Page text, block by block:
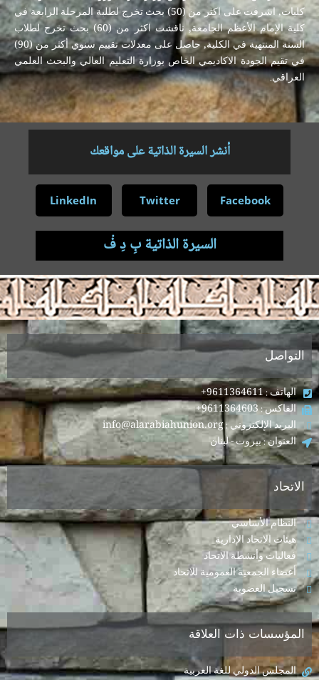
كليات, اشرفت على اكثر من (50) بحث تخرج لطلبة المرحلة الرابعة في
كلية الإمام الأعظم الجامعة, ناقشت اكثر من (60) بحث تخرج لطلاب
السنة المنتهية في الكلية, حاصل على معدلات تقييم سنوي أكثر من (90)
في تقيم الجودة الاكاديمي الخاص بوزارة التعليم العالي والبحث العلمي
العراقي.
أنشر السيرة الذاتية على مواقعك
Facebook
Twitter
LinkedIn
السيرة الذاتية بِ دِ فْ
.
التواصل
الهاتف : 9611364611+
الفاكس : 9611364603+
البريد الإلكتروني : info@alarabiahunion.org
العنوان : بيروت - لبنان
الاتحاد
النظام الأساسي
هيئات الاتحاد الإدارية
فعاليات وأنشطة الاتحاد
أعضاء الجمعية العمومية للاتحاد
تسجيل العضوية
المؤسسات ذات العلاقة
المجلس الدولي للغة العربية